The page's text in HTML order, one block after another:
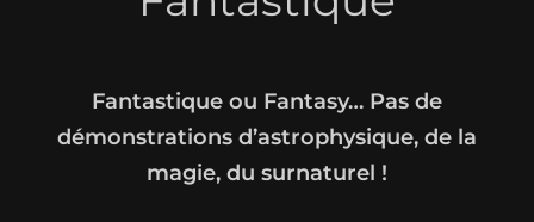
Fantastique ou Fantasy… Pas de
démonstrations d’astrophysique, de la
magie, du surnaturel !